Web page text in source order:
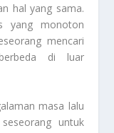
hal yang sama.
yang monoton
mencari
di luar
masa lalu
untuk